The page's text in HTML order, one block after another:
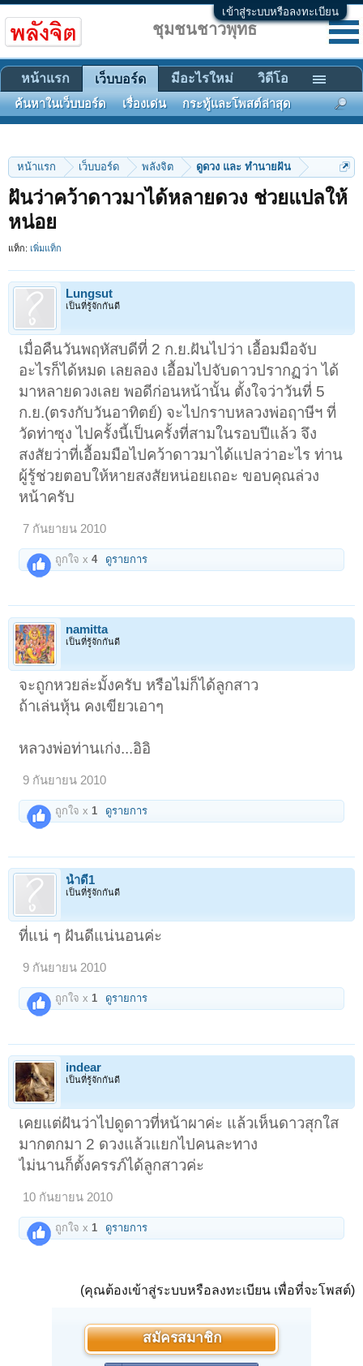
เข้าสู่ระบบหรือลงทะเบียน
หน้าแรก เว็บบอร์ด พลังจิต ดูดวง และ ทำนายฝัน
ฝันว่าคว้าดาวมาได้หลายดวง ช่วยแปลให้
หน่อย
แท็ก: เพิ่มแท็ก
Lungsut
เป็นที่รู้จักกันดี
เมื่อคืนวันพฤหัสบดีที่ 2 ก.ย.ฝันไปว่า เอื้อมมือจับ
อะไรก็ได้หมด เลยลอง เอื้อมไปจับดาวปรากฏว่า ได้
มาหลายดวงเลย พอดีก่อนหน้านั้น ตั้งใจว่าวันที่ 5
ก.ย.(ตรงกับวันอาทิตย์) จะไปกราบหลวงพ่อฤาษีฯ ที่
วัดท่าซุง ไปครั้งนี้เป็นครั้งที่สามในรอบปีแล้ว จึง
สงสัยว่าที่เอื้อมมือไปคว้าดาวมาได้แปลว่าอะไร ท่าน
ผู้รู้ช่วยตอบให้หายสงสัยหน่อยเถอะ ขอบคุณล่วง
หน้าครับ
7 กันยายน 2010
ถูกใจ x4 ดูรายการ
namitta
เป็นที่รู้จักกันดี
จะถูกหวยล่ะมั้งครับ หรือไม่ก็ได้ลูกสาว
ถ้าเล่นหุ้น คงเขียวเอาๆ
หลวงพ่อท่านเก่ง...อิอิ
9 กันยายน 2010
ถูกใจ x 1 ดูรายการ
น้ำดี1
เป็นที่รู้จักกันดี
ที่แน่ ๆ ฝันดีแน่นอนค่ะ
9 กันยายน 2010
ถูกใจ x 1 ดูรายการ
indear
เป็นที่รู้จักกันดี
เคยแต่ฝันว่าไปดูดาวที่หน้าผาค่ะ แล้วเห็นดาวสุกใส
มากตกมา 2 ดวงแล้วแยกไปคนละทาง
ไม่นานก็ตั้งครรภ์ได้ลูกสาวค่ะ
10 กันยายน 2010
ถูกใจ x1 ดูรายการ
(คุณต้องเข้าสู่ระบบหรือลงทะเบียน เพื่อที่จะโพสต์)
สมัครสมาชิก
ชุมชนชาวพุทธ
หน้าแรก เว็บบอร์ด
ค้นหาในเว็บบอร์ด เรื่องเด่น กระทู้และโพสต์ล่าสุด
มีอะไรใหม่ วิดีโอ